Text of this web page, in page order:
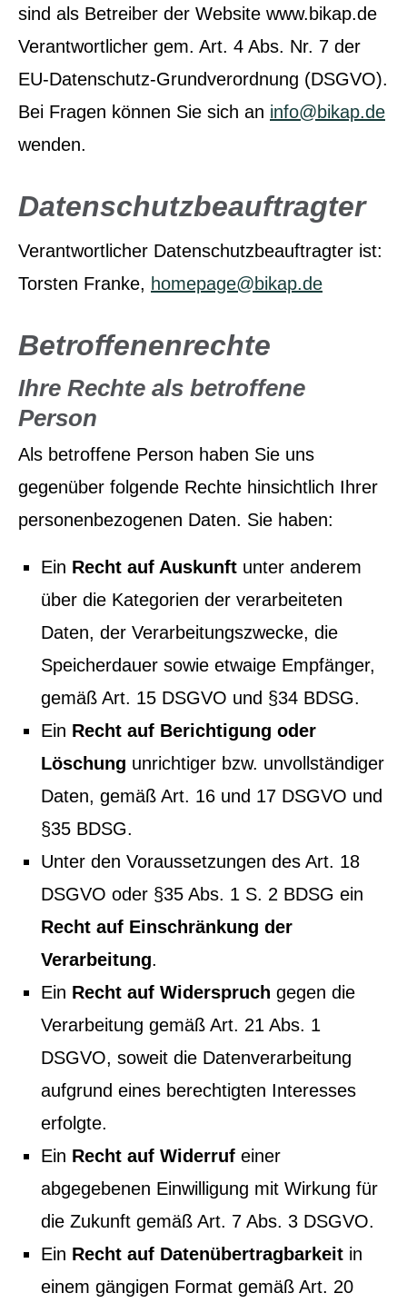
sind als Betreiber der Website www.bikap.de
Verantwortlicher gem. Art. 4 Abs. Nr. 7 der
EU-Datenschutz-Grundverordnung (DSGVO).
Bei Fragen können Sie sich an info@bikap.de
wenden.
Datenschutzbeauftragter
Verantwortlicher Datenschutzbeauftragter ist:
Torsten Franke, homepage@bikap.de
Betroffenenrechte
Ihre Rechte als betroffene
Person
Als betroffene Person haben Sie uns
gegenüber folgende Rechte hinsichtlich Ihrer
personenbezogenen Daten. Sie haben:
Ein Recht auf Auskunft unter anderem
über die Kategorien der verarbeiteten
Daten, der Verarbeitungszwecke, die
Speicherdauer sowie etwaige Empfänger,
gemäß Art. 15 DSGVO und §34 BDSG.
Ein Recht auf Berichtigung oder
Löschung unrichtiger bzw. unvollständiger
Daten, gemäß Art. 16 und 17 DSGVO und
§35 BDSG.
Unter den Voraussetzungen des Art. 18
DSGVO oder §35 Abs. 1 S. 2 BDSG ein
Recht auf Einschränkung der
Verarbeitung.
Ein Recht auf Widerspruch gegen die
Verarbeitung gemäß Art. 21 Abs. 1
DSGVO, soweit die Datenverarbeitung
aufgrund eines berechtigten Interesses
erfolgte.
Ein Recht auf Widerruf einer
abgegebenen Einwilligung mit Wirkung für
die Zukunft gemäß Art. 7 Abs. 3 DSGVO.
Ein Recht auf Datenübertragbarkeit in
einem gängigen Format gemäß Art. 20